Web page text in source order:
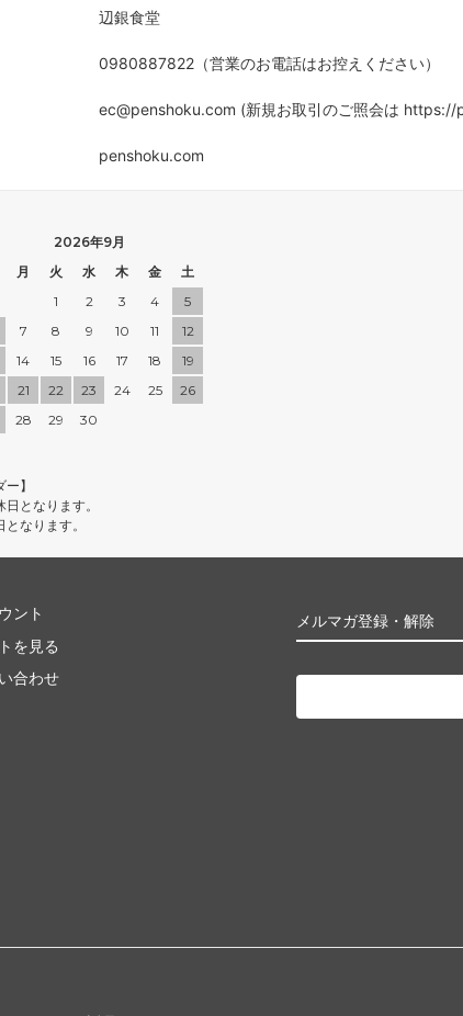
辺銀食堂
0980887822（営業のお電話はお控えください）
ec@penshoku.com (新規お取引のご照会は
penshoku.com
2026年9月
月 火 水 木 金
土
1
2 3 4
5
7 8 9 10 11
12
14 15 16 17 18
19
21 22 23 24 25
26
28 29 30
】
となります。
なります。
メルマガ登録・解除
ント
を見る
合わせ